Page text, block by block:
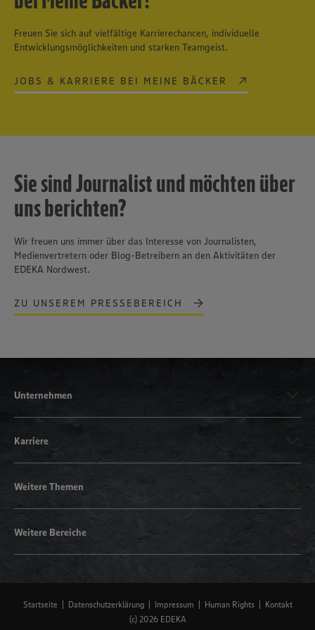
Freuen Sie sich auf vielfältige Karrierechancen, individuelle
Entwicklungsmöglichkeiten und starken Teamgeist.
JOBS & KARRIERE BEI MEINE BÄCKER
Sie sind Journalist und möchten über
uns berichten?
Wir freuen uns immer über das Interesse von Journalisten,
Medienvertretern oder Blog-Betreibern an den Aktivitäten der
EDEKA Nordwest.
ZU UNSEREM PRESSEBEREICH
Unternehmen
Karriere
Weitere Themen
Weitere Bereiche
Startseite Datenschutzerklärung Impressum Human Rights
Kontakt
(c) 2026 EDEKA